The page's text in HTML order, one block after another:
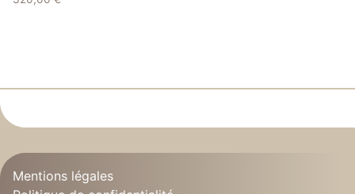
Mentions légales